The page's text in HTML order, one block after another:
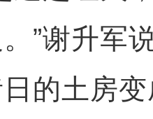
”谢升军
土房变